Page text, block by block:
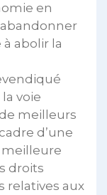
en
abolir la
voie
meilleurs
d’une
meilleure
droits
relatives aux